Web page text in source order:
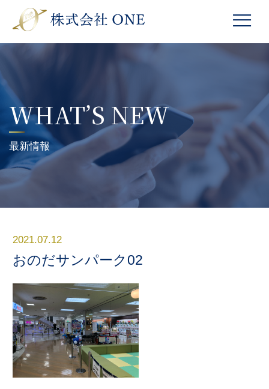
WHAT’S NEW
最新情報
2021.07.12
おのだサンパーク02